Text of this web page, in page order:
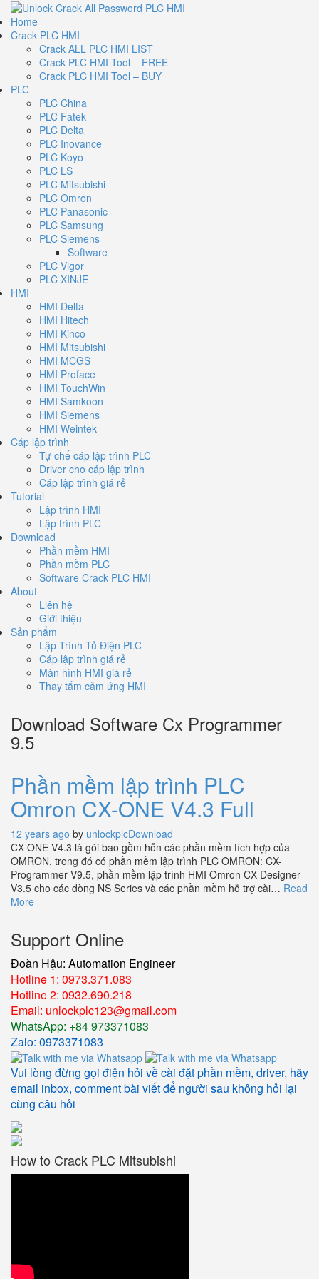
Home
Crack PLC HMI
Crack ALL PLC HMI LIST
Crack PLC HMI Tool – FREE
Crack PLC HMI Tool – BUY
PLC
PLC China
PLC Fatek
PLC Delta
PLC Inovance
PLC Koyo
PLC LS
PLC Mitsubishi
PLC Omron
PLC Panasonic
PLC Samsung
PLC Siemens
Software
PLC Vigor
PLC XINJE
HMI
HMI Delta
HMI Hitech
HMI Kinco
HMI Mitsubishi
HMI MCGS
HMI Proface
HMI TouchWin
HMI Samkoon
HMI Siemens
HMI Weintek
Cáp lập trình
Tự chế cáp lập trình PLC
Driver cho cáp lập trình
Cáp lập trình giá rẻ
Tutorial
Lập trình HMI
Lập trình PLC
Download
Phần mềm HMI
Phần mềm PLC
Software Crack PLC HMI
About
Liên hệ
Giới thiệu
Sản phẩm
Lập Trình Tủ Điện PLC
Cáp lập trình giá rẻ
Màn hình HMI giá rẻ
Thay tấm cảm ứng HMI
Download Software Cx Programmer
9.5
Phần mềm lập trình PLC
Omron CX-ONE V4.3 Full
12 years ago by unlockplcDownload
CX-ONE V4.3 là gói bao gồm hỗn các phần mềm tích hợp của
OMRON, trong đó có phần mềm lập trình PLC OMRON: CX-
Programmer V9.5, phần mềm lập trình HMI Omron CX-Designer
V3.5 cho các dòng NS Series và các phần mềm hỗ trợ cài… Read
More
Support Online
Đoàn Hậu: Automation Engineer
Hotline 1: 0973.371.083
Hotline 2: 0932.690.218
Email: unlockplc123@gmail.com
WhatsApp: +84 973371083
Zalo: 0973371083
Vui lòng đừng gọi điện hỏi về cài đặt phần mềm, driver, hãy
email inbox, comment bài viết để người sau không hỏi lại
cùng câu hỏi
How to Crack PLC Mitsubishi